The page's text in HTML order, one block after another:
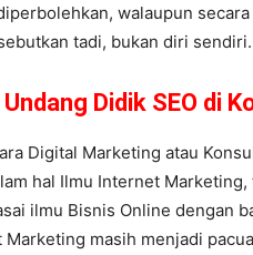
walaupun
tadi, bukan diri sendiri.
Undang Didik SEO di
Digital Marketing atau
hal Ilmu Internet
ilmu Bisnis Online dengan
Marketing masih menjadi